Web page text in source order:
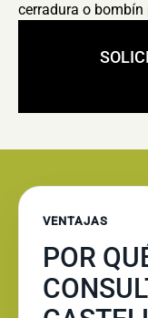
cerradura o
VENTAJAS
POR